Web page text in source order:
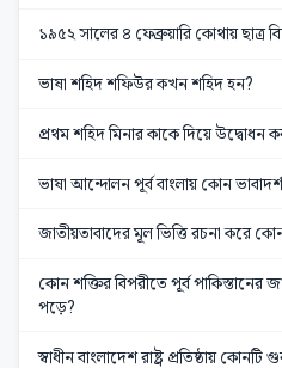
১৯৫২ সালের ৪ ফেব্রুয়ারি কোথায় ছাত্র
ভাষা শহিদ শফিউর কখন শহিদ হন?
প্রথম শহিদ মিনার কাকে দিয়ে উদ্বোধন
ভাষা আন্দোলন পূর্ব বাংলায় কোন
জাতীয়তাবাদের মূল ভিত্তি রচনা করে
কোন শক্তির বিপরীতে পূর্ব পাকিস্তানের
পড়ে?
স্বাধীন বাংলাদেশ রাষ্ট্র প্রতিষ্ঠায় কোনটি